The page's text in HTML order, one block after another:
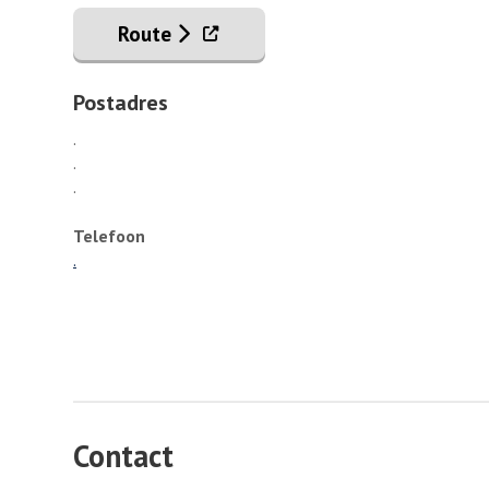
Route . Externe link
Postadres
.
.
.
Telefoon
.
Contact